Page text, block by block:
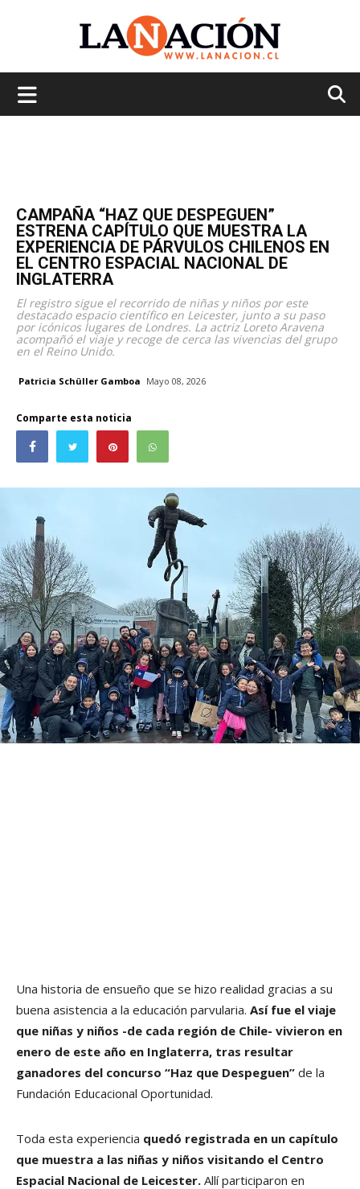
CAMPAÑA “HAZ QUE DESPEGUEN”
ESTRENA CAPÍTULO QUE MUESTRA LA
EXPERIENCIA DE PÁRVULOS CHILENOS EN
EL CENTRO ESPACIAL NACIONAL DE
INGLATERRA
El registro sigue el recorrido de niñas y niños por este
destacado espacio científico en Leicester, junto a su paso
por icónicos lugares de Londres. La actriz Loreto Aravena
acompañó el viaje y recoge de cerca las vivencias del grupo
en el Reino Unido.
Patricia Schüller Gamboa Mayo 08, 2026
Comparte esta noticia
Una historia de ensueño que se hizo realidad gracias a su
buena asistencia a la educación parvularia. Así fue el viaje
que niñas y niños -de cada región de Chile- vivieron en
enero de este año en Inglaterra, tras resultar
ganadores del concurso “Haz que Despeguen” de la
Fundación Educacional Oportunidad.
Toda esta experiencia quedó registrada en un capítulo
que muestra a las niñas y niños visitando el Centro
Espacial Nacional de Leicester. Allí participaron en